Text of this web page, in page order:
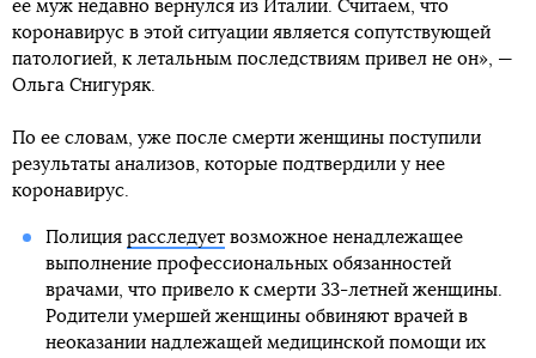
ее муж недавно вернулся из Италии. Считаем, что
коронавирус в этой ситуации является сопутствующей
патологией, к летальным последствиям привел не он», —
Ольга Снигуряк.
По ее словам, уже после смерти женщины поступили
результаты анализов, которые подтвердили у нее
коронавирус.
Полиция расследуетвозможное ненадлежащее
выполнение профессиональных обязанностей
врачами, что привело к смерти 33-летней женщины.
Родители умершей женщины обвиняют врачей в
неоказании надлежащей медицинской помощи их